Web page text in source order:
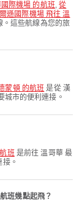
國際機場 的航班,從
遜國際機場 飛往 溫
。這些航線為您的旅
蒙頓 的航班 是從 漢
城市的便利連接。
班 是前往 溫哥華 最
。
班幾點起飛？